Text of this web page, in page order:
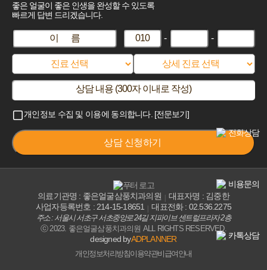
좋은 얼굴이 좋은 인생을 완성할 수 있도록
빠르게 답변 드리겠습니다.
이
름
휴
대
폰
번
호
번
째
휴
대
폰
번
호
번
째
휴
대
폰
번
호
번
째
- -
료
택
하
기
개인정보 수집 및 이용에 동의합니다. [전문보기]
상담 신청하기
의료기관명 : 좋은얼굴삼풍치과의원
대표자명 : 김중한
사업자등록번호 : 214-15-18651
대표전화 : 02.536.2275
주소 : 서울시 서초구 서초중앙로 24길 지파이브 센트럴프라자 2층
ⓒ 2023. 좋은얼굴삼풍치과의원 ALL RIGHTS RESERVED.
designed byADPLANNER
개인정보처리방침이용약관비급여안내